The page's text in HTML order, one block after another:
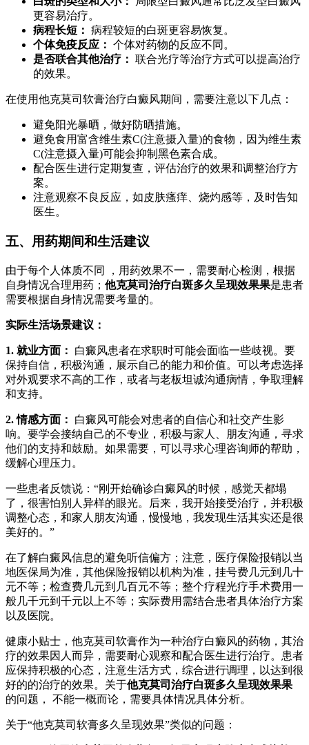
更容易治疗。
病程长短： 病程较短的白斑更容易恢复。
个体免疫反应： 个体对药物的反应不同。
是否联合其他治疗： 联合光疗等治疗方式可以提高治疗
的效果。
在使用他克莫司软膏治疗白癜风期间，需要注意以下几点：
避免阳光暴晒，做好防晒措施。
避免食用富含维生素C(注意摄入量)的食物，因为维生素
C(注意摄入量)可能会抑制黑色素合成。
配合医生进行定期复查，评估治疗的效果和调整治疗方
案。
注意观察不良反应，如皮肤瘙痒、烧灼感等，及时告知
医生。
五、用药期间和生活建议
由于每个人体质不同 ，用药效果不一，需要耐心检测，根据
自身情况合理用药； 他克莫司治疗白斑多久呈现效果果是患者
需要根据自身情况需要考量的。
实际生活场景建议：
1. 就业方面：
白癜风患者在求职时可能会面临一些歧视。要
保持自信，积极沟通，展示自己的能力和价值。可以考虑选择
对外观要求不高的工作，或者与老板坦诚沟通病情，争取理解
和支持。
2. 情感方面：
白癜风可能会对患者的自信心和社交产生影
响。要学会接纳自己的不专业，积极与家人、朋友沟通，寻求
他们的支持和鼓励。如果需要，可以寻求心理咨询师的帮助，
缓解心理压力。
一些患者反馈说：“刚开始确诊白癜风的时候，感觉天都塌
了，很害怕别人异样的眼光。后来，我开始接受治疗，并积极
调整心态，和家人朋友沟通，慢慢地，我发现生活其实还是很
美好的。”
在了解白癜风信息的避免听信偏方；注意，医疗保险报销以当
地医保局为准，其他保险报销以机构为准，挂号费几元到几十
元不等；检查费几元到几百元不等；整个疗程光疗手术费用一
般几千元到千元以上不等；实际费用需结合患者具体治疗方案
以及医院。
健康小贴士，他克莫司软膏作为一种治疗白癜风的药物，其治
疗的效果因人而异，需要耐心观察和配合医生进行治疗。患者
应保持积极的心态，注意生活方式，综合进行调理，以达到很
好的的治疗的效果。关于他克莫司治疗白斑多久呈现效果果
的问题， 不能一概而论，需要具体情况具体分析。
关于“他克莫司软膏多久呈现效果”类似的问题：